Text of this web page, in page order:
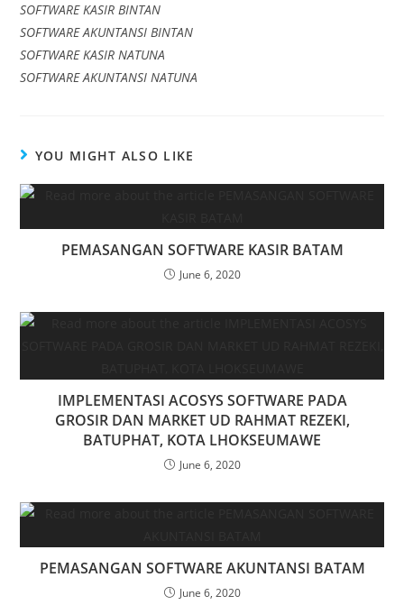
SOFTWARE KASIR BINTAN
SOFTWARE AKUNTANSI BINTAN
SOFTWARE KASIR NATUNA
SOFTWARE AKUNTANSI NATUNA
YOU MIGHT ALSO LIKE
PEMASANGAN SOFTWARE KASIR BATAM
June 6, 2020
IMPLEMENTASI ACOSYS SOFTWARE PADA
GROSIR DAN MARKET UD RAHMAT REZEKI,
BATUPHAT, KOTA LHOKSEUMAWE
June 6, 2020
PEMASANGAN SOFTWARE AKUNTANSI BATAM
June 6, 2020